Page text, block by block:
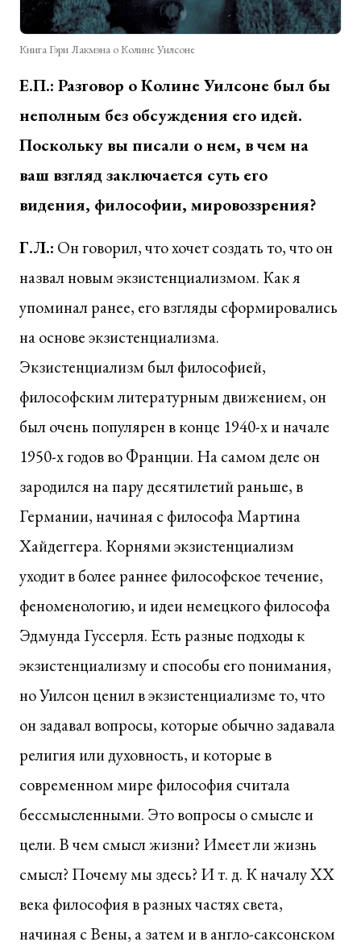
Книга Гэри Лакмэна о Колине Уилсоне
Е.П.: Разговор о Колине Уилсоне был бы
неполным без обсуждения его идей.
Поскольку вы писали о нем, в чем на
ваш взгляд заключается суть его
видения, философии, мировоззрения?
Г.Л.: Он говорил, что хочет создать то, что он
назвал новым экзистенциализмом. Как я
упоминал ранее, его взгляды сформировались
на основе экзистенциализма.
Экзистенциализм был философией,
философским литературным движением, он
был очень популярен в конце 1940-х и начале
1950-х годов во Франции. На самом деле он
зародился на пару десятилетий раньше, в
Германии, начиная с философа Мартина
Хайдеггера. Корнями экзистенциализм
уходит в более раннее философское течение,
феноменологию, и идеи немецкого философа
Эдмунда Гуссерля. Есть разные подходы к
экзистенциализму и способы его понимания,
но Уилсон ценил в экзистенциализме то, что
он задавал вопросы, которые обычно задавала
религия или духовность, и которые в
современном мире философия считала
бессмысленными. Это вопросы о смысле и
цели. В чем смысл жизни? Имеет ли жизнь
смысл? Почему мы здесь? И т. д. К началу XX
века философия в разных частях света,
начиная с Вены, а затем и в англо-саксонском